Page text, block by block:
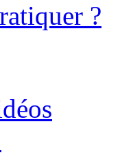
?